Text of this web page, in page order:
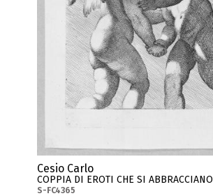
Cesio Carlo
COPPIA DI EROTI CHE SI ABBRACCIANO
S-FC4365